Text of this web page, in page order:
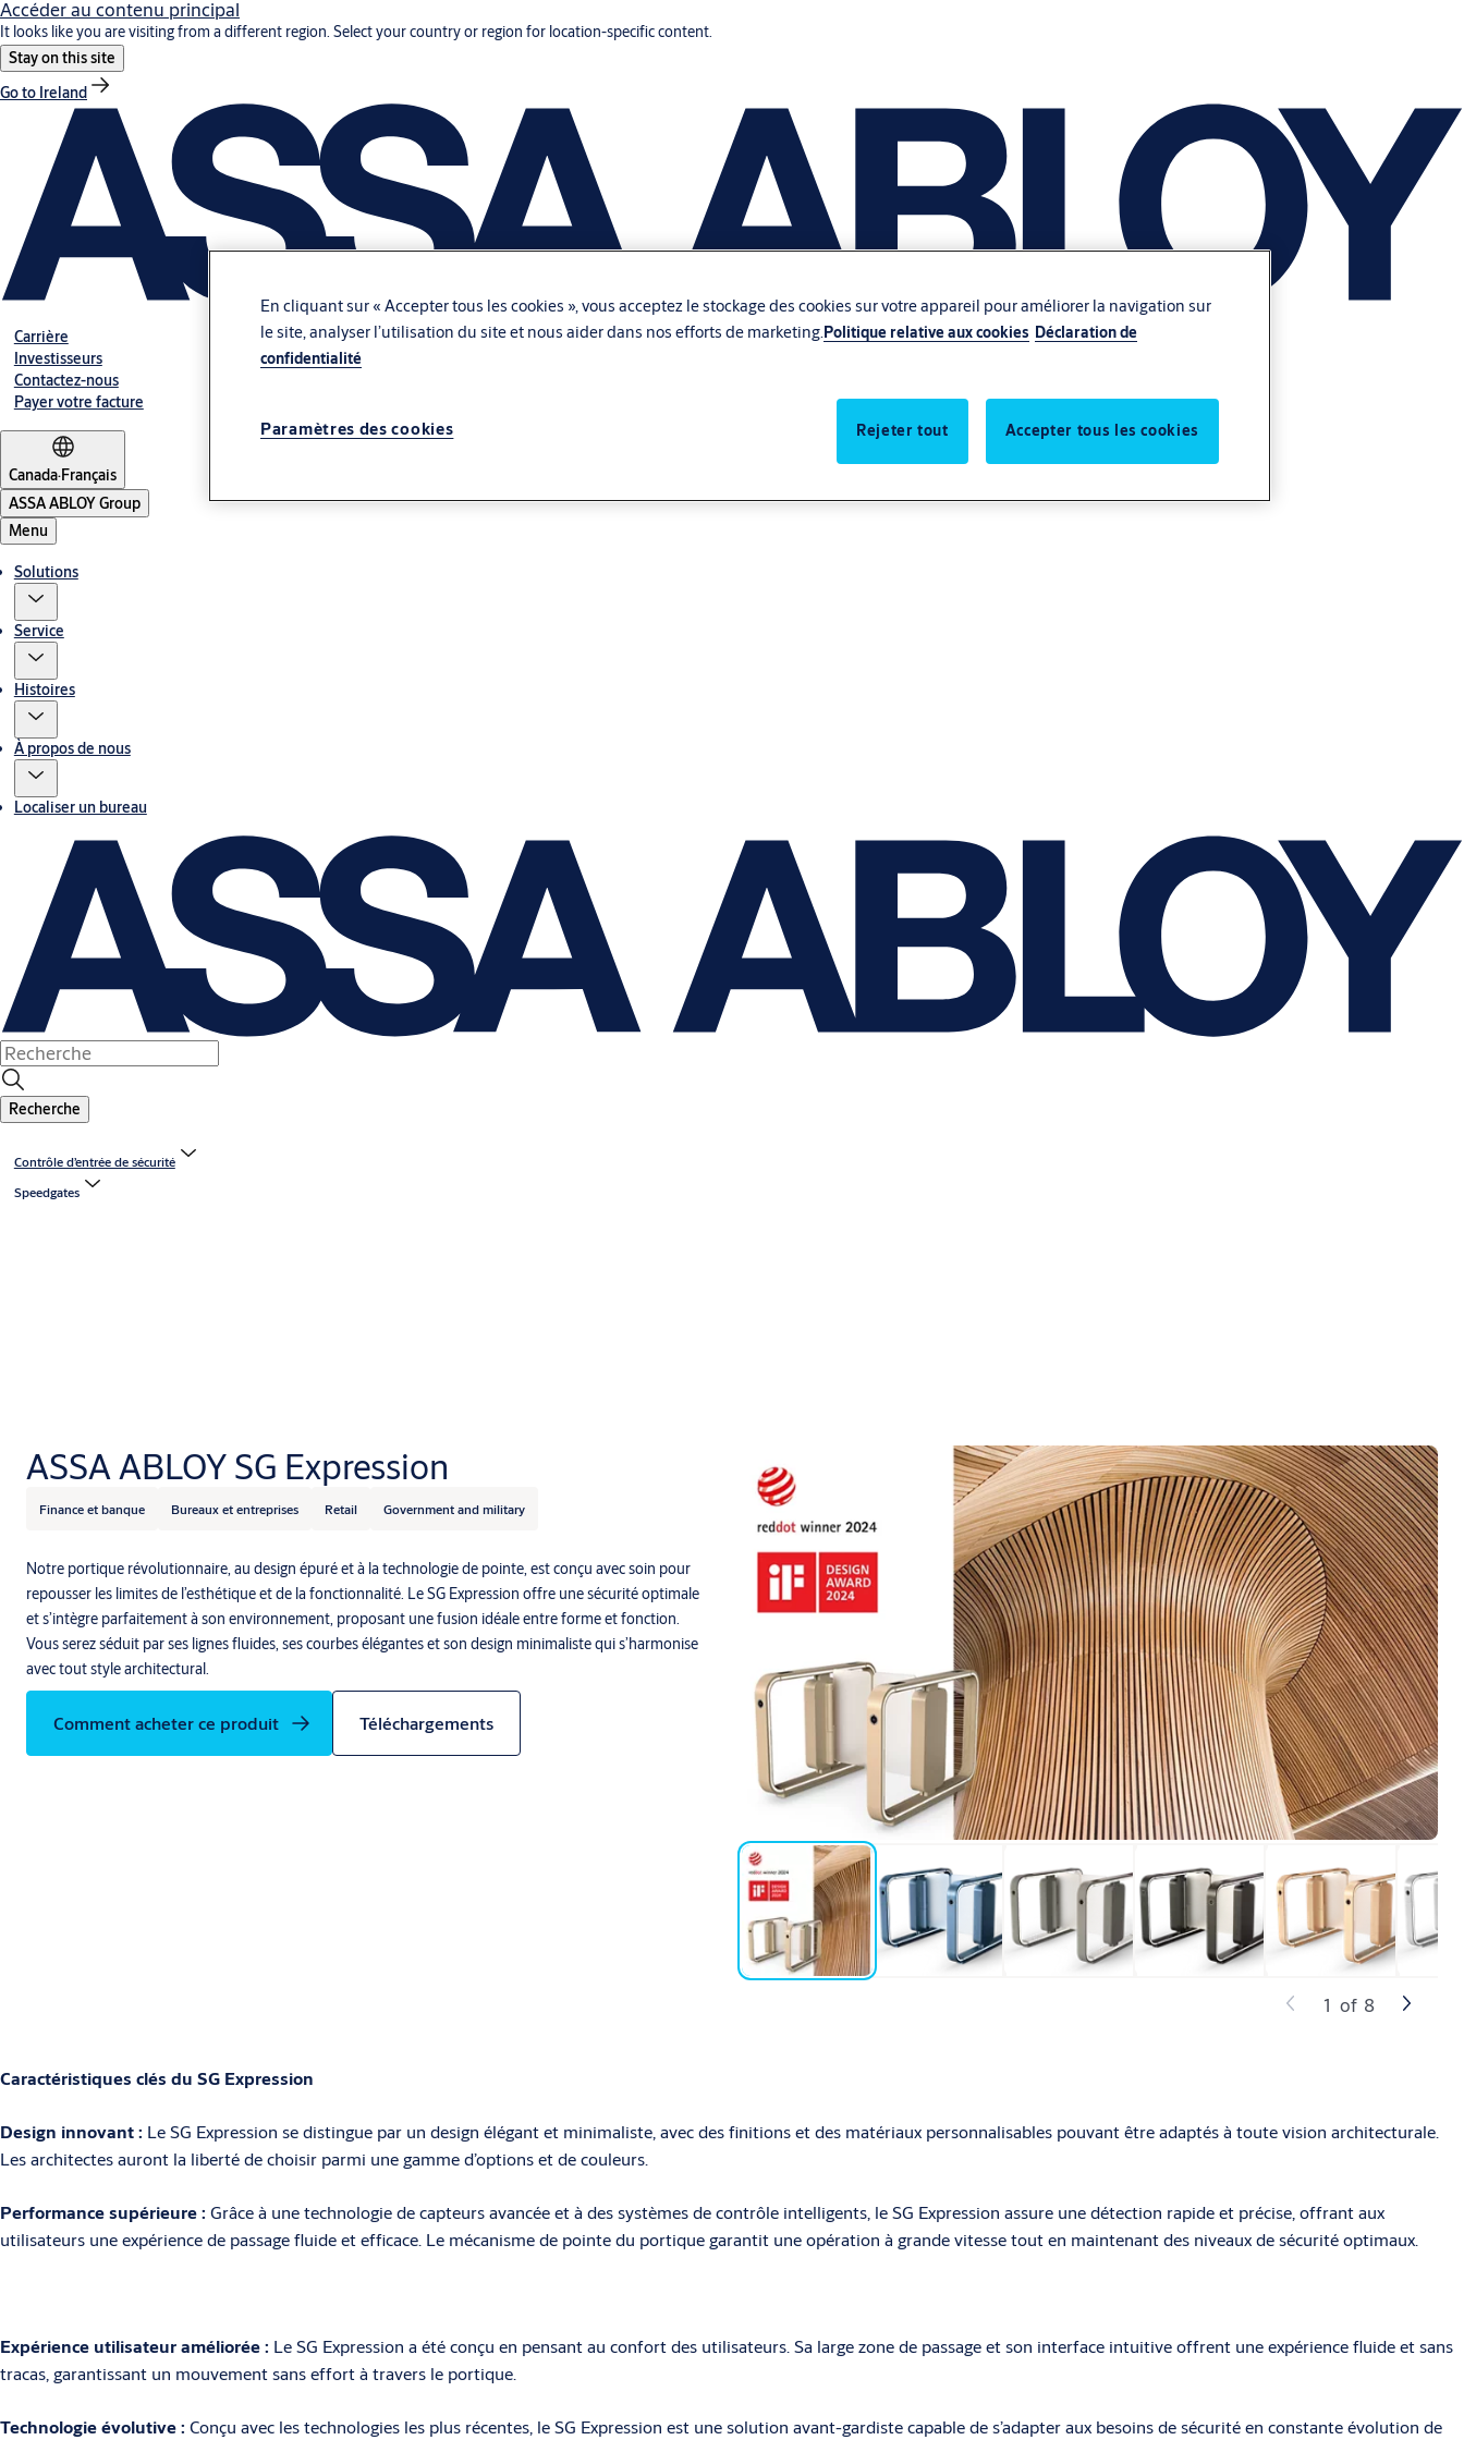
Accéder au contenu principal
It looks like you are visiting from a different region. Select your country or region for location-specific content.
Stay on this site
Go to Ireland
Carrière
Investisseurs
Contactez-nous
Payer votre facture
Canada·Français
ASSA ABLOY Group
Menu
Solutions
Service
Histoires
À propos de nous
Localiser un bureau
Recherche
Contrôle d’entrée de sécurité
Speedgates
ASSA ABLOY SG Expression
Finance et banque Bureaux et entreprises Retail Government and military
Notre portique révolutionnaire, au design épuré et à la technologie de pointe, est conçu avec soin pour
repousser les limites de l’esthétique et de la fonctionnalité. Le SG Expression offre une sécurité optimale
et s’intègre parfaitement à son environnement, proposant une fusion idéale entre forme et fonction.
Vous serez séduit par ses lignes fluides, ses courbes élégantes et son design minimaliste qui s’harmonise
avec tout style architectural.
Comment acheter ce produit Téléchargements
1 of 8
Caractéristiques clés du SG Expression
Design innovant : Le SG Expression se distingue par un design élégant et minimaliste, avec des finitions et des matériaux personnalisables pouvant être adaptés à toute vision architecturale.
Les architectes auront la liberté de choisir parmi une gamme d’options et de couleurs.
Performance supérieure : Grâce à une technologie de capteurs avancée et à des systèmes de contrôle intelligents, le SG Expression assure une détection rapide et précise, offrant aux
utilisateurs une expérience de passage fluide et efficace. Le mécanisme de pointe du portique garantit une opération à grande vitesse tout en maintenant des niveaux de sécurité optimaux.
Expérience utilisateur améliorée : Le SG Expression a été conçu en pensant au confort des utilisateurs. Sa large zone de passage et son interface intuitive offrent une expérience fluide et sans
tracas, garantissant un mouvement sans effort à travers le portique.
Technologie évolutive : Conçu avec les technologies les plus récentes, le SG Expression est une solution avant-gardiste capable de s’adapter aux besoins de sécurité en constante évolution de
En cliquant sur « Accepter tous les cookies », vous acceptez le stockage des cookies sur votre appareil pour améliorer la navigation sur
le site, analyser l’utilisation du site et nous aider dans nos efforts de marketing.Politique relative aux cookies Déclaration de
confidentialité
Paramètres des cookies Rejeter tout Accepter tous les cookies